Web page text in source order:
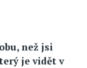
než jsi
je vidět v